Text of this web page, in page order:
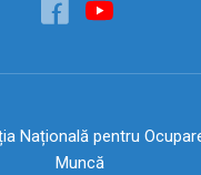
Națională pentru
Muncă